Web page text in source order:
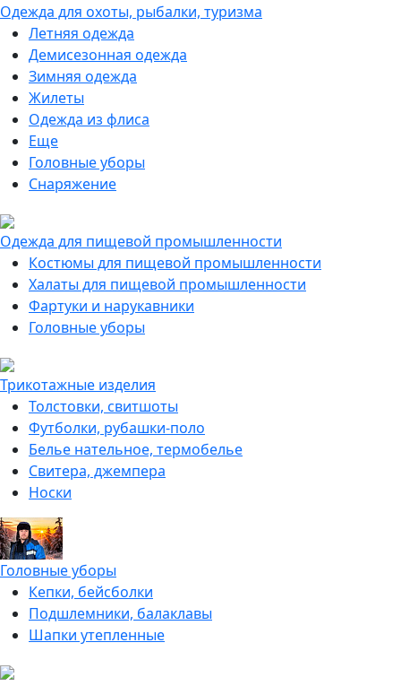
Одежда для охоты, рыбалки, туризма
Летняя одежда
Демисезонная одежда
Зимняя одежда
Жилеты
Одежда из флиса
Еще
Головные уборы
Снаряжение
Одежда для пищевой промышленности
Костюмы для пищевой промышленности
Халаты для пищевой промышленности
Фартуки и нарукавники
Головные уборы
Трикотажные изделия
Толстовки, свитшоты
Футболки, рубашки-поло
Белье нательное, термобелье
Свитера, джемпера
Носки
Головные уборы
Кепки, бейсболки
Подшлемники, балаклавы
Шапки утепленные